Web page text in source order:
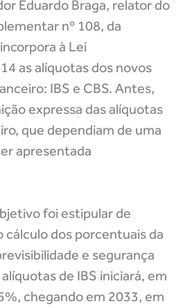
Eduardo Braga, relator do
nº 108, da
à Lei
as alíquotas dos novos
IBS e CBS. Antes,
expressa das alíquotas
que dependiam de uma
apresentada
foi estipular de
cálculo dos porcentuais da
e segurança
de IBS iniciará, em
chegando em 2033, em